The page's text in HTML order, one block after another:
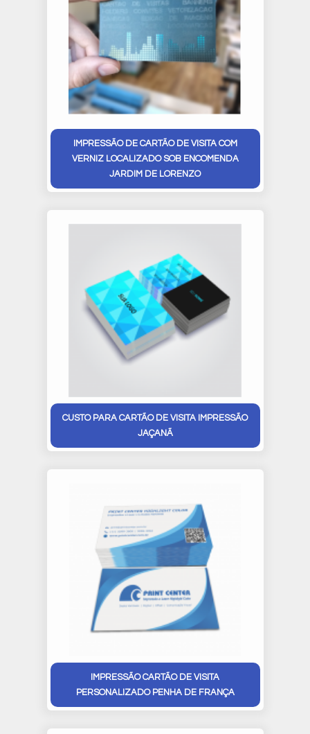
IMPRESSÃO DE CARTÃO DE VISITA COM
VERNIZ LOCALIZADO SOB ENCOMENDA
JARDIM DE LORENZO
CUSTO PARA CARTÃO DE VISITA IMPRESSÃO
JAÇANÃ
IMPRESSÃO CARTÃO DE VISITA
PERSONALIZADO PENHA DE FRANÇA